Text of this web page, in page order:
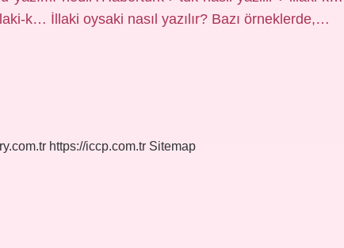
k… İllaki oysaki nasıl yazılır? Bazı örneklerde,…
https://iccp.com.tr Sitemap